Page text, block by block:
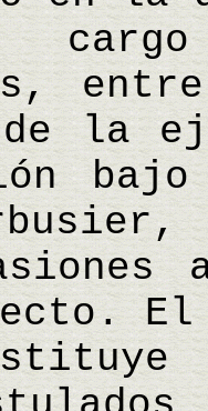
de la